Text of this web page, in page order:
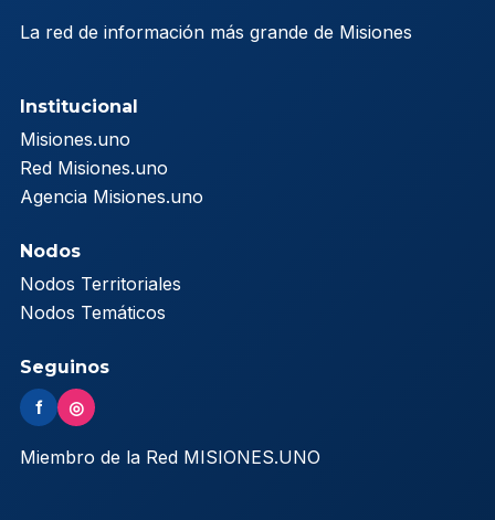
La red de información más grande de Misiones
Institucional
Misiones.uno
Red Misiones.uno
Agencia Misiones.uno
Nodos
Nodos Territoriales
Nodos Temáticos
Seguinos
f ◎
Miembro de la Red MISIONES.UNO